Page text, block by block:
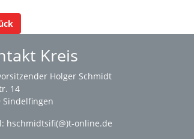
Kreis
Holger Schmidt
14
Sindelfingen
hschmidtsifi(@)t-online.de